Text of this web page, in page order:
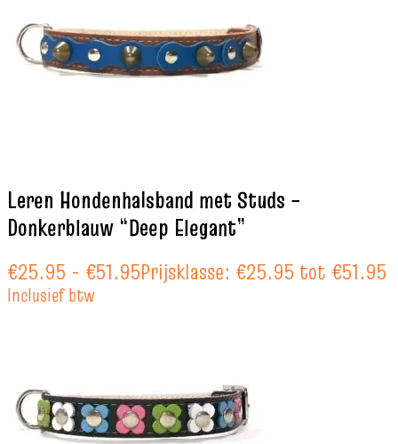
Leren Hondenhalsband met Studs –
Donkerblauw “Deep Elegant”
€25.95 - €51.95Prijsklasse: €25.95 tot €51.95
Inclusief btw